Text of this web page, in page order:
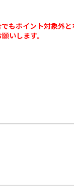
もポイント対象外と
いします。